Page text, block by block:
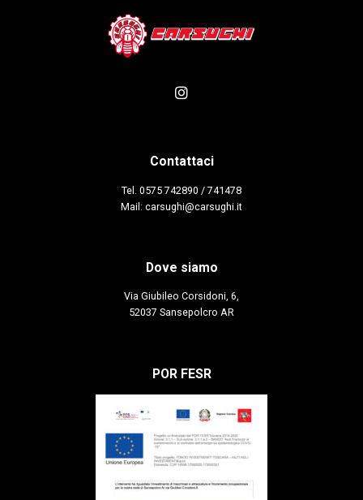
Contattaci
Tel. 0575 742890 / 741478
Mail: carsughi@carsughi.it
Dove siamo
Via Giubileo Corsidoni, 6,
52037 Sansepolcro AR
POR FESR